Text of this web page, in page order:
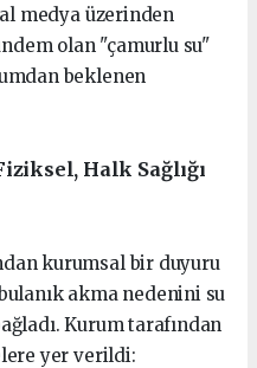
medya üzerinden
olan "çamurlu su"
beklenen
Halk Sağlığı
kurumsal bir duyuru
akma nedenini su
Kurum tarafından
yer verildi: